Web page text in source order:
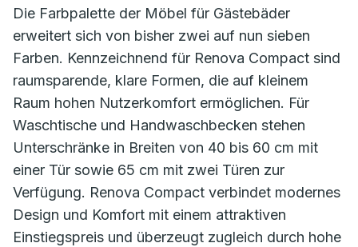
Die Farbpalette der Möbel für Gästebäder
erweitert sich von bisher zwei auf nun sieben
Farben. Kennzeichnend für Renova Compact sind
raumsparende, klare Formen, die auf kleinem
Raum hohen Nutzerkomfort ermöglichen. Für
Waschtische und Handwaschbecken stehen
Unterschränke in Breiten von 40 bis 60 cm mit
einer Tür sowie 65 cm mit zwei Türen zur
Verfügung. Renova Compact verbindet modernes
Design und Komfort mit einem attraktiven
Einstiegspreis und überzeugt zugleich durch hohe